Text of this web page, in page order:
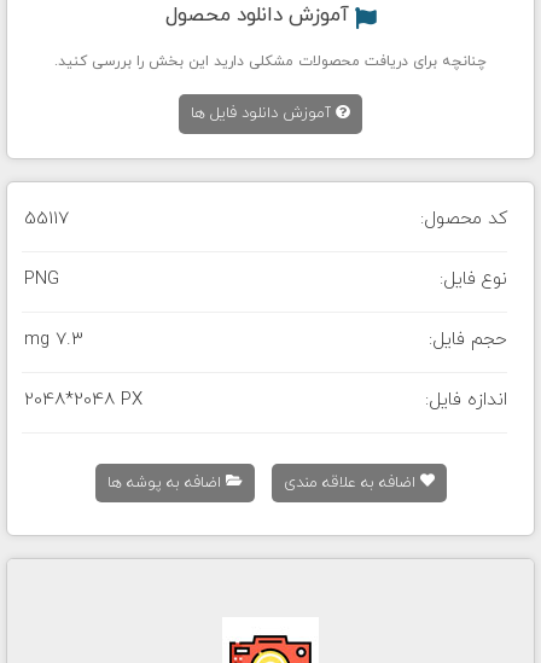
آموزش دانلود محصول
چنانچه برای دریافت محصولات مشکلی دارید این بخش را بررسی کنید.
آموزش دانلود فایل ها
کد محصول: 55117
نوع فایل: PNG
حجم فایل: 7.3 mg
اندازه فایل: 2048*2048 PX
اضافه به علاقه مندی اضافه به پوشه ها